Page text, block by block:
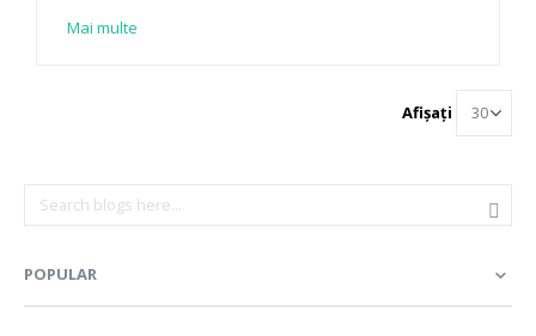
Mai multe
Afișați
POPULAR